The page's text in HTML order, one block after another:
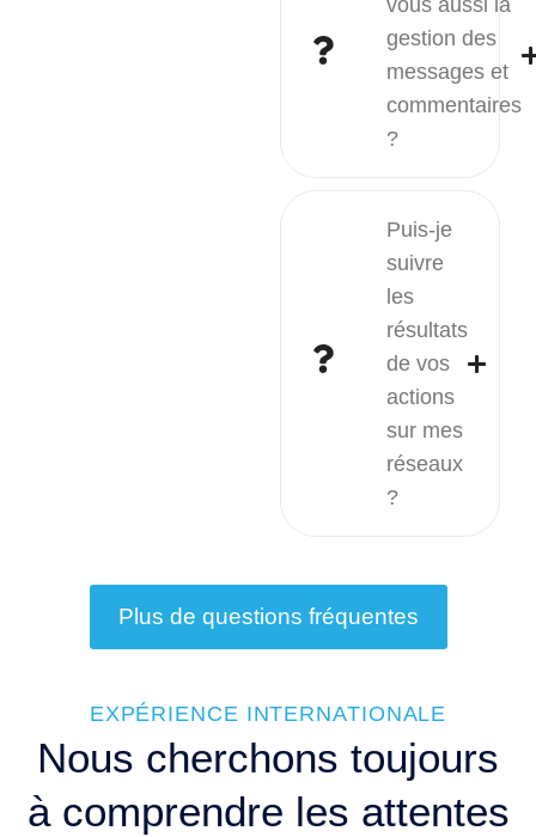
vous aussi la
gestion des
messages et
commentaires
?
Puis-je
suivre
les
résultats
de vos
actions
sur mes
réseaux
?
Plus de questions fréquentes
EXPÉRIENCE INTERNATIONALE
Nous cherchons toujours
à comprendre les attentes